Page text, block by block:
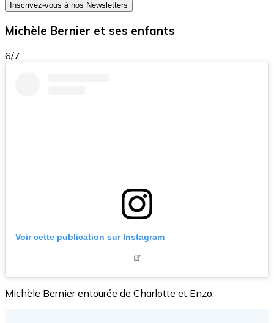
Inscrivez-vous à nos Newsletters
Michèle Bernier et ses enfants
6/7
Voir cette publication sur Instagram
Michèle Bernier entourée de Charlotte et Enzo.